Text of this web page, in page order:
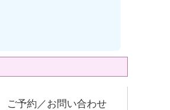
ご予約／お問い合わせ